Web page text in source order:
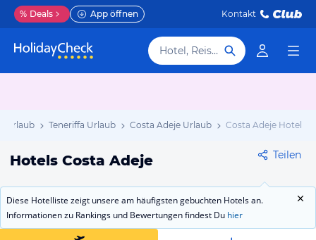
% Deals App öffnen Kontakt
Hotel, Reiseziel
Urlaub Teneriffa Urlaub Costa Adeje Urlaub Costa Adeje Hotels
Hotels Costa Adeje Teilen
Diese Hotelliste zeigt unsere am häufigsten gebuchten Hotels an.
Informationen zu Rankings und Bewertungen findest Du hier